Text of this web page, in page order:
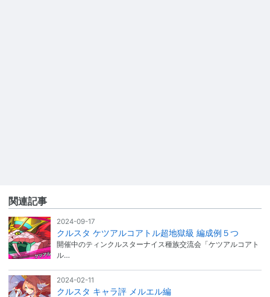
関連記事
2024-09-17
クルスタ ケツアルコアトル超地獄級 編成例５つ
開催中のティンクルスターナイス種族交流会「ケツアルコアト
ル…
2024-02-11
クルスタ キャラ評 メルエル編